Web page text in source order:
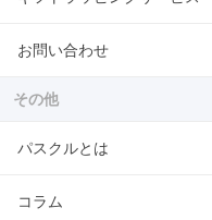
お問い合わせ
その他
パスクルとは
コラム